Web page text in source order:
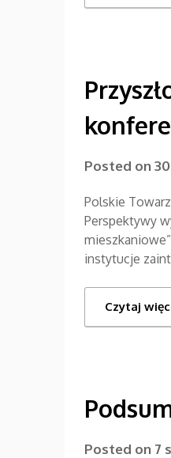
Posted on
Polskie
Perspektywy
instytucje
Czytaj
Posted on 7